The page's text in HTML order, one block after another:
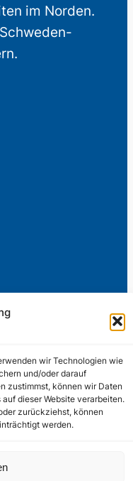
wir Technologien wie
und/oder darauf
zustimmst, können wir Daten
dieser Website verarbeiten.
zurückziehst, können
werden.
im Norden.